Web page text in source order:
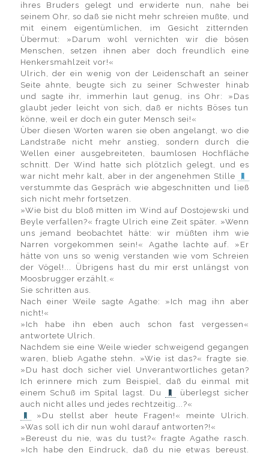
ihres Bruders gelegt und erwiderte nun, nahe bei
seinem Ohr, so daß sie nicht mehr schreien mußte, und
mit einem eigentümlichen, im Gesicht zitternden
Übermut: »Darum wohl vernichten wir die bösen
Menschen, setzen ihnen aber doch freundlich eine
Henkersmahlzeit vor!«
Ulrich, der ein wenig von der Leidenschaft an seiner
Seite ahnte, beugte sich zu seiner Schwester hinab
und sagte ihr, immerhin laut genug, ins Ohr: »Das
glaubt jeder leicht von sich, daß er nichts Böses tun
könne, weil er doch ein guter Mensch sei!«
Über diesen Worten waren sie oben angelangt, wo die
Landstraße nicht mehr anstieg, sondern durch die
Wellen einer ausgebreiteten, baumlosen Hochfläche
schnitt. Der Wind hatte sich plötzlich gelegt, und es
war nicht mehr kalt, aber in der angenehmen Stille
verstummte das Gespräch wie abgeschnitten und ließ
sich nicht mehr fortsetzen.
»Wie bist du bloß mitten im Wind auf Dostojewski und
Beyle verfallen?« fragte Ulrich eine Zeit später. »Wenn
uns jemand beobachtet hätte: wir müßten ihm wie
Narren vorgekommen sein!« Agathe lachte auf. »Er
hätte von uns so wenig verstanden wie vom Schreien
der Vögel!... Übrigens hast du mir erst unlängst von
Moosbrugger erzählt.«
Sie schritten aus.
Nach einer Weile sagte Agathe: »Ich mag ihn aber
nicht!«
»Ich habe ihn eben auch schon fast vergessen«
antwortete Ulrich.
Nachdem sie eine Weile wieder schweigend gegangen
waren, blieb Agathe stehn. »Wie ist das?« fragte sie.
»Du hast doch sicher viel Unverantwortliches getan?
Ich erinnere mich zum Beispiel, daß du einmal mit
einem Schuß im Spital lagst. Du
überlegst sicher
auch nicht alles und jedes rechtzeitig...?«
»Du stellst aber heute Fragen!« meinte Ulrich.
»Was soll ich dir nun wohl darauf antworten?!«
»Bereust du nie, was du tust?« fragte Agathe rasch.
»Ich habe den Eindruck, daß du nie etwas bereust.